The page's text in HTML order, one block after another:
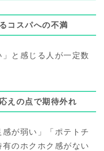
コスパへの不満
」と感じる人が一定数
えの点で期待外れ
感が弱い」「ポテトチ
のホクホク感がない